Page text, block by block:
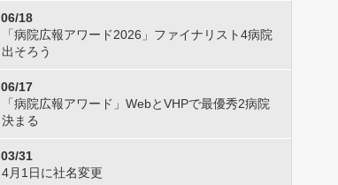
06/18
「病院広報アワード2026」ファイナリスト4病院
出そろう
06/17
「病院広報アワード」WebとVHPで最優秀2病院
決まる
03/31
4月1日に社名変更